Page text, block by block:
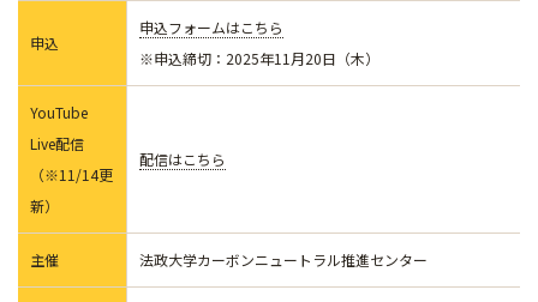
申込
申込フォームはこちら
※申込締切：2025年11月20日（木）
YouTube
Live配信
（※11/14更
新）
配信はこちら
主催 法政大学カーボンニュートラル推進センター